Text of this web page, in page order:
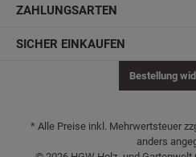
ZAHLUNGSARTEN
SICHER EINKAUFEN
Bestellung
* Alle Preise inkl. Mehrwertsteuer
anders